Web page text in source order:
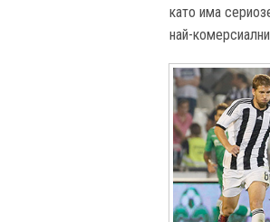
като има
най-